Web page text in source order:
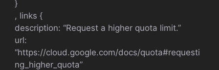
}
, links {
description: “Request a higher quota limit.”
url:
“https://cloud.google.com/docs/quota#requesti
ng_higher_quota”